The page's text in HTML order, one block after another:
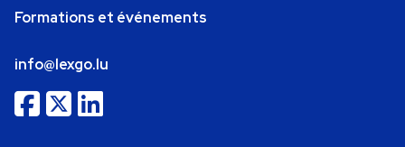
Formations et événements
info@lexgo.lu